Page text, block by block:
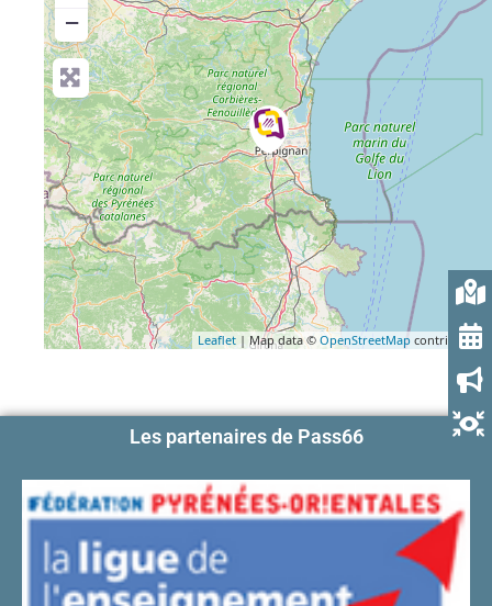
−
Leaflet | Map data © OpenStreetMap contributors
Les partenaires de Pass66